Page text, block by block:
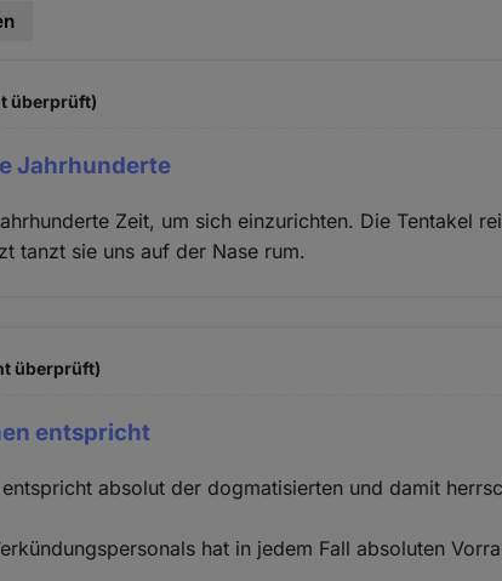
überprüft)
Jahrhunderte
Zeit, um sich einzurichten. Die Tentakel
tanzt sie uns auf der Nase rum.
überprüft)
entspricht
absolut der dogmatisierten und damit
hat in jedem Fall absoluten